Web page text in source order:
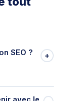
SEO ? +
est
hat